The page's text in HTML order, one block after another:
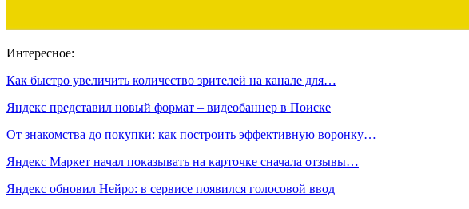
Интересное:
Как быстро увеличить количество зрителей на канале для…
Яндекс представил новый формат – видеобаннер в Поиске
От знакомства до покупки: как построить эффективную воронку…
Яндекс Маркет начал показывать на карточке сначала отзывы…
Яндекс обновил Нейро: в сервисе появился голосовой ввод